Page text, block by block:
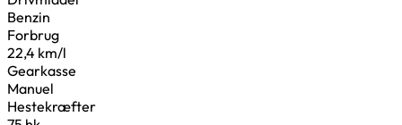
Benzin
Forbrug
22,4 km/l
Gearkasse
Manuel
Hestekræfter